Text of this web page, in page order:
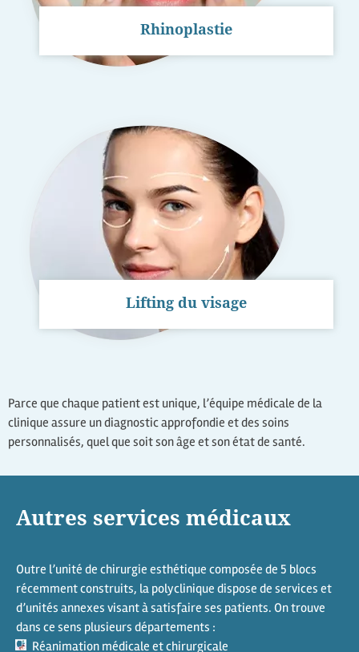
Rhinoplastie
Lifting du visage
Parce que chaque patient est unique, l’équipe médicale de la
clinique assure un diagnostic approfondie et des soins
personnalisés, quel que soit son âge et son état de santé.
Autres services médicaux
Outre l’unité de chirurgie esthétique composée de 5 blocs
récemment construits, la polyclinique dispose de services et
d’unités annexes visant à satisfaire ses patients. On trouve
dans ce sens plusieurs départements :
Réanimation médicale et chirurgicale